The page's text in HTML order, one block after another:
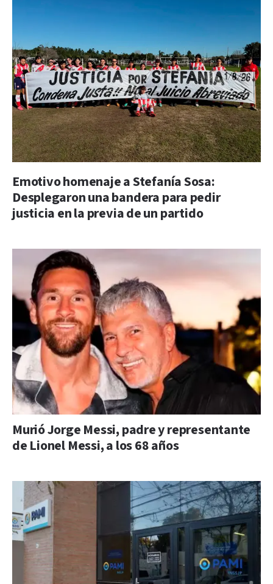
Emotivo homenaje a Stefanía Sosa:
Desplegaron una bandera para pedir
justicia en la previa de un partido
Murió Jorge Messi, padre y representante
de Lionel Messi, a los 68 años